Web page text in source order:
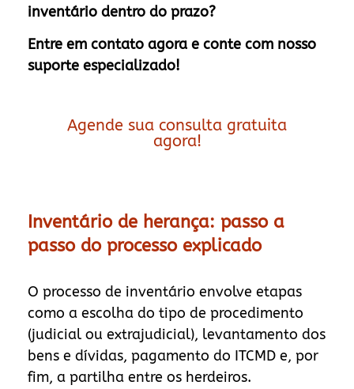
inventário dentro do prazo?
Entre em contato agora e conte com nosso
suporte especializado!
Agende sua consulta gratuita
agora!
Inventário de herança: passo a
passo do processo explicado
O processo de inventário envolve etapas
como a escolha do tipo de procedimento
(judicial ou extrajudicial), levantamento dos
bens e dívidas, pagamento do ITCMD e, por
fim, a partilha entre os herdeiros.